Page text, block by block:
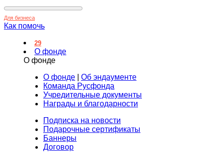
Для бизнеса
Как помочь
29
О фонде
О фонде
О фонде
Об эндаументе
Команда Русфонда
Учредительные документы
Награды и благодарности
Подписка на новости
Подарочные сертификаты
Баннеры
Договор